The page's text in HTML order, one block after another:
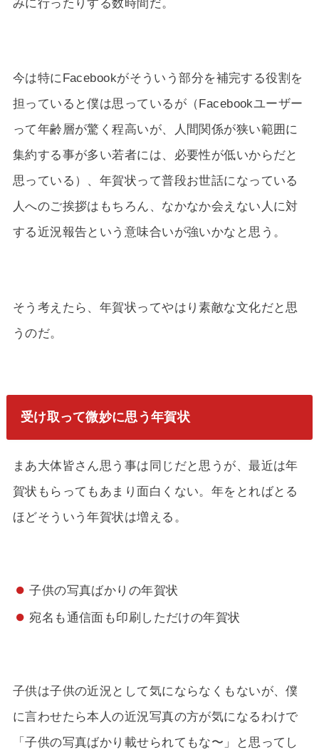
みに行ったりする数時間だ。
今は特にFacebookがそういう部分を補完する役割を
担っていると僕は思っているが（Facebookユーザー
って年齢層が驚く程高いが、人間関係が狭い範囲に
集約する事が多い若者には、必要性が低いからだと
思っている）、年賀状って普段お世話になっている
人へのご挨拶はもちろん、なかなか会えない人に対
する近況報告という意味合いが強いかなと思う。
そう考えたら、年賀状ってやはり素敵な文化だと思
うのだ。
受け取って微妙に思う年賀状
まあ大体皆さん思う事は同じだと思うが、最近は年
賀状もらってもあまり面白くない。年をとればとる
ほどそういう年賀状は増える。
子供の写真ばかりの年賀状
宛名も通信面も印刷しただけの年賀状
子供は子供の近況として気にならなくもないが、僕
に言わせたら本人の近況写真の方が気になるわけで
「子供の写真ばかり載せられてもな〜」と思ってし